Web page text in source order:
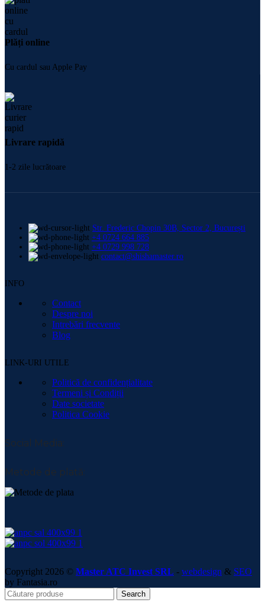
Plăți online
Cu cardul sau Apple Pay
Livrare rapidă
1-2 zile lucrătoare
Str. Frederic Chopin 30B, Sector 2, București
+4 0724 664 885
+4 0729 998 728
contact@shishamaster.ro
INFO
Contact
Despre noi
Intrebări frecvente
Blog
LINK-URI UTILE
Politică de confidențialitate
Termeni și Condiții
Date societate
Politica Cookie
Social Media:
Metode de plată:
Copyright 2026 © Master ATC Invest SRL - webdesign & SEO
by Fantasia.ro
Search